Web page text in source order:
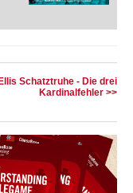
Ellis Schatztruhe - Die drei
Kardinalfehler >>